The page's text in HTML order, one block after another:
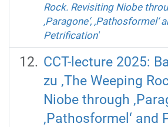
Rock. Revisiting Niobe
‚Paragone‘, ‚Pathosformel‘
Petrification'
CCT-lecture 2025:
zu ‚The Weeping
Niobe through
‚Pathosformel‘ and